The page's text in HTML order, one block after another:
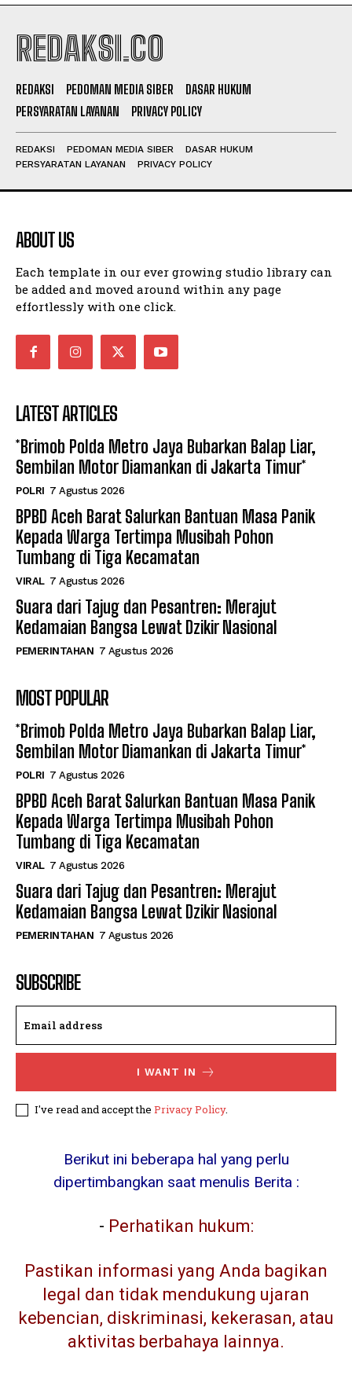
REDAKSI.CO
REDAKSI PEDOMAN MEDIA SIBER
DASAR HUKUM
PERSYARATAN LAYANAN
PRIVACY POLICY
REDAKSI PEDOMAN MEDIA SIBER
DASAR HUKUM
PERSYARATAN LAYANAN
PRIVACY POLICY
ABOUT US
Each template in our ever growing studio library can
be added and moved around within any page
effortlessly with one click.
LATEST ARTICLES
*Brimob Polda Metro Jaya Bubarkan Balap Liar,
Sembilan Motor Diamankan di Jakarta Timur*
POLRI 7 Agustus 2026
BPBD Aceh Barat Salurkan Bantuan Masa Panik
Kepada Warga Tertimpa Musibah Pohon
Tumbang di Tiga Kecamatan
VIRAL 7 Agustus 2026
Suara dari Tajug dan Pesantren: Merajut
Kedamaian Bangsa Lewat Dzikir Nasional
PEMERINTAHAN 7 Agustus 2026
MOST POPULAR
*Brimob Polda Metro Jaya Bubarkan Balap Liar,
Sembilan Motor Diamankan di Jakarta Timur*
POLRI 7 Agustus 2026
BPBD Aceh Barat Salurkan Bantuan Masa Panik
Kepada Warga Tertimpa Musibah Pohon
Tumbang di Tiga Kecamatan
VIRAL 7 Agustus 2026
Suara dari Tajug dan Pesantren: Merajut
Kedamaian Bangsa Lewat Dzikir Nasional
PEMERINTAHAN 7 Agustus 2026
SUBSCRIBE
I WANT IN
I've read and accept the Privacy Policy.
Berikut ini beberapa hal yang perlu
dipertimbangkan saat menulis Berita :
- Perhatikan hukum:
Pastikan informasi yang Anda bagikan
legal dan tidak mendukung ujaran
kebencian, diskriminasi, kekerasan, atau
aktivitas berbahaya lainnya.